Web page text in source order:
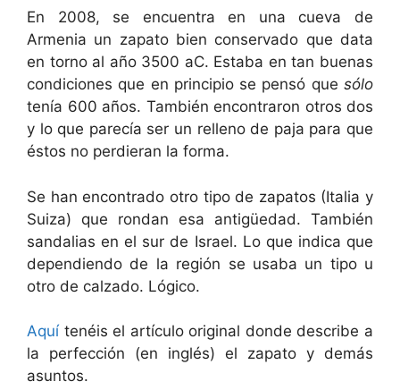
En 2008, se encuentra en una cueva de
Armenia un zapato bien conservado que data
en torno al año 3500 aC. Estaba en tan buenas
condiciones que en principio se pensó que sólo
tenía 600 años. También encontraron otros dos
y lo que parecía ser un relleno de paja para que
éstos no perdieran la forma.
Se han encontrado otro tipo de zapatos (Italia y
Suiza) que rondan esa antigüedad. También
sandalias en el sur de Israel. Lo que indica que
dependiendo de la región se usaba un tipo u
otro de calzado. Lógico.
Aquí tenéis el artículo original donde describe a
la perfección (en inglés) el zapato y demás
asuntos.